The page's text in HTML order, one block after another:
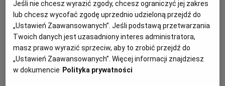
Psi Patrol i dinozaury - nie przegap!
Dołącz do dzielnych bohaterów Psiego Patrolu w ich
największej misji ratunkowej w historii.
Czytaj więcej
Jeśli nie chcesz wyrazić zgody, chcesz ograniczyć jej zakres
lub chcesz wycofać zgodę uprzednio udzieloną przejdź do
„Ustawień Zaawansowanych”. Jeśli podstawą przetwarzania
Twoich danych jest uzasadniony interes administratora,
masz prawo wyrazić sprzeciw, aby to zrobić przejdź do
„Ustawień Zaawansowanych”. Więcej informacji znajdziesz
w dokumencie Polityka prywatności